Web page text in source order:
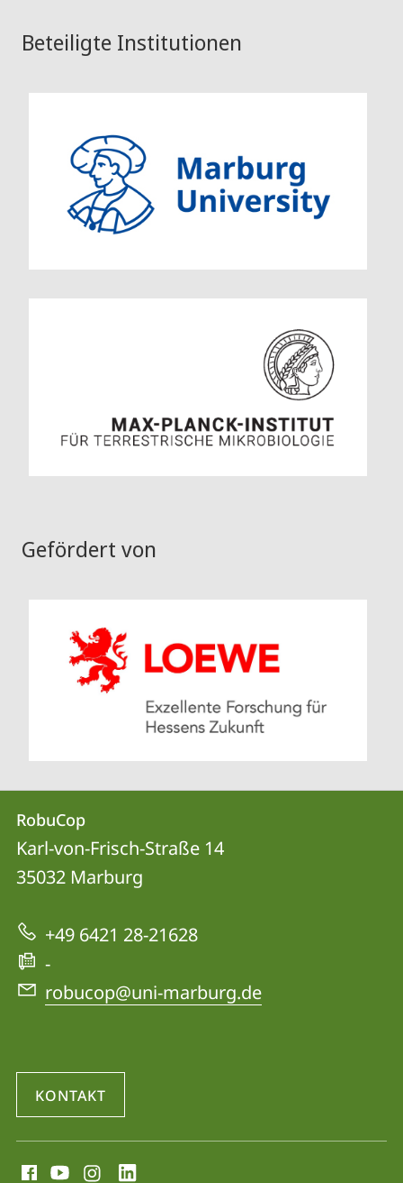
Beteiligte Institutionen
Gefördert von
Kontakt
und
Informationen
zur
Website
Kontaktinformationen
RobuCop
RobuCop
Karl-von-Frisch-Straße 14
35032 Marburg
+49 6421 28-21628
-
robucop@uni-marburg.de
KONTAKT